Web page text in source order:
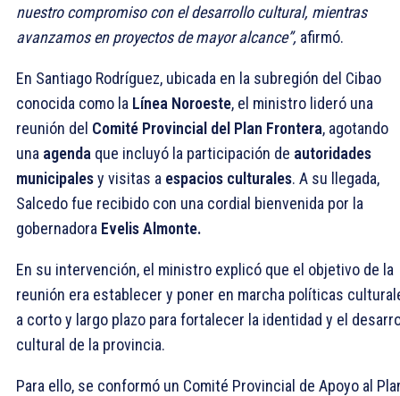
nuestro compromiso con el desarrollo cultural, mientras
avanzamos en proyectos de mayor alcance”, afirmó.
En Santiago Rodríguez, ubicada en la subregión del Cibao
conocida como la Línea Noroeste, el ministro lideró una
reunión del Comité Provincial del Plan Frontera, agotando
una agenda que incluyó la participación de autoridades
municipalesy visitas a espacios culturales. A su llegada,
Salcedo fue recibido con una cordial bienvenida por la
gobernadora Evelis Almonte.
En su intervención, el ministro explicó que el objetivo de la
reunión era establecer y poner en marcha políticas
a corto y largo plazo para fortalecer la identidad y el
cultural de la provincia.
Para ello, se conformó un Comité Provincial de Apoyo al